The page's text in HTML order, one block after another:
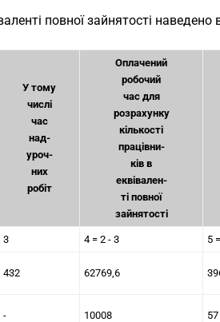
повної зайнятості наведено
У тому
числі
час
над-
уроч-
них
робіт
Оплачений
робочий
час для
розрахунку
кількості
працівни-
ків в
еквівален-
ті повної
зайнятості
3 4 = 2 - 3 5
432 62769,6
- 10008 57